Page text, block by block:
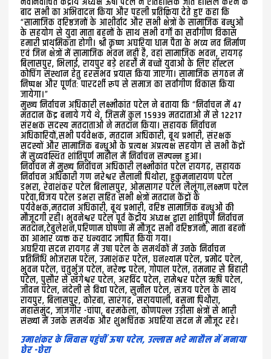
बाद सभी का अभिवादन किया और पहली प्रतिक्रिया देते हुए कहा कि
“सामाजिक वरिष्ठजनों के आशीर्वाद और सभी क्षेत्रों के सामाजिक बन्धुओं
के सहयोग से युवा माता बहनों के साथ सभी वर्गों का सर्वांगीण विकास
हमारी प्राथमिकता होगी। श्री कृष्ण अघरिया धाम पैता के भव्य नव निर्माण
एवं जिन क्षेत्रों में सामाजिक भवन नहीं है, वहां सामाजिक भवन, रायगढ़
बिलासपुर, भिलाई, रायपुर बड़े शहरोँ में बच्चों युवाओं के लिए हॉस्टल
कोचिंग संस्थान हेतु हरसंभव प्रयास किया जाएगा। सामाजिक संगठन में
निष्पक्ष और पूर्णतः पारदर्शी रूप से समाज का सर्वांगीण विकास किया
जायेगा।”
मुख्य निर्वाचन अधिकारी लक्ष्मीकांत पटेल ने बताया कि “निर्वाचन में 47
मतदान केंद्र बनाये गये थे, जिसमें कुल 15939 मतदाताओ में से 12217
संरक्षक सदस्य मतदाताओं ने मतदान किया। सहायक निर्वाचन
अधिकारियों,सभी पर्यवेक्षक, मतदान अधिकारी, बूथ प्रभारी, संरक्षक
सदस्यों और सामाजिक बन्धुओं के प्रत्यक्ष अप्रत्यक्ष सहयोग से सभी केंद्रों
में सुव्यवस्थित शांतिपूर्ण माहौल में निर्वाचन सम्पन्न हुआ।
निर्वाचन में मुख्य निर्वाचन अधिकारी लक्ष्मीकांत पटेल रायगढ़, सहायक
निर्वाचन अधिकारी गण नरेश्वर सैलानी पिथोरा, हुकुमनारायण पटेल
डभरा, रेवाशंकर पटेल बिलासपुर, ओमसागर पटेल लैलूंगा,लक्ष्मण पटेल
पटेवा,विजय पटेल डभरा सहित सभी क्षेत्रों मतदान केंद्रों के
पर्यवेक्षक,मतदान अधिकारी, बूथ प्रभारी, वरिष्ठ सामाजिक बन्धुओं की
मौजूदगी रही। भुवनेश्वर पटेल पूर्व केंद्रीय अध्यक्ष द्वारा शांतिपूर्ण निर्वाचन
मतदान,टेबुलेशन,परिणाम घोषणा में मौजूद सभी वरिष्ठजनों, माता बहनों
का आभार व्यक्त कर धन्यवाद ज्ञापित किया गया।
अघरिया सदन रायगढ़ में उषा पटेल के समर्थकों में उनके निर्वाचन
प्रतिनिधि भोजराम पटेल, उमाशंकर पटेल, घनश्याम पटेल, प्रमोद पटेल,
भुवन पटेल, चतुर्भुज पटेल, नरेन्द्र पटेल, गोपाल पटेल, तमनार से बिहारी
पटेल, पुसौर से खगेश्वर पटेल, अरविंद पटेल, रामेश्वर पटेल ऋषि पटेल,
जीवन पटेल, नंदेली से विद्या पटेल, सुनील पटेल, संजय पटेल के साथ
रायपुर, बिलासपुर, कोरबा, सारंगढ़, सरायपाली, बसना पिथौरा,
महासमुंद, जांजगीर -चांपा, बरमकेला, कोणपल्ल उड़ीसा क्षेत्रों से भारी
संख्या में उनके समर्थक और शुभचिंतक अघरिया सदन में मौजूद रहे।
उमाशंकर के निवास पहुंचीं ऊषा पटेल, उल्लास भरे माहौल में मनाया
छेर -छेरा